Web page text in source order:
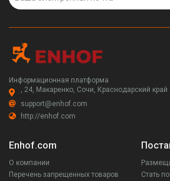
Информационная платформа
, 24, Макаренко, Сочи, Краснодарский
support@enhof.com
http://enhof.com
Enhof.com
О компании
Перечень запрещенных товаров
Стать